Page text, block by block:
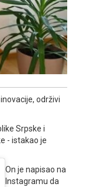
održivi
Srpske i
- istakao je
On je napisao na
Instagramu da